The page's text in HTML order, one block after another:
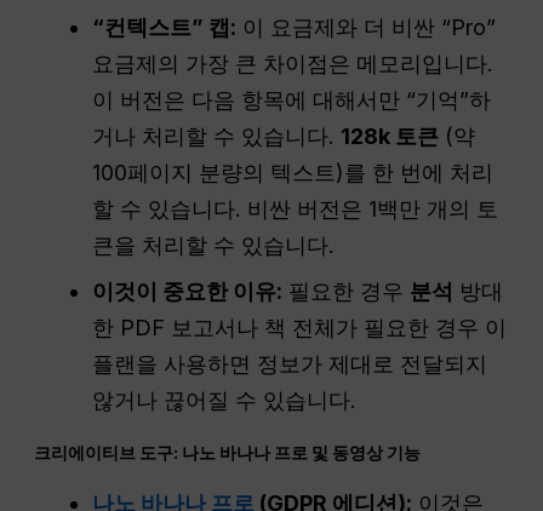
“컨텍스트” 캡: 이 요금제와 더 비싼 “Pro”
요금제의 가장 큰 차이점은 메모리입니다.
이 버전은 다음 항목에 대해서만 “기억”하
거나 처리할 수 있습니다. 128k 토큰 (약
100페이지 분량의 텍스트)를 한 번에 처리
할 수 있습니다. 비싼 버전은 1백만 개의 토
큰을 처리할 수 있습니다.
이것이 중요한 이유: 필요한 경우 분석 방대
한 PDF 보고서나 책 전체가 필요한 경우 이
플랜을 사용하면 정보가 제대로 전달되지
않거나 끊어질 수 있습니다.
크리에이티브 도구: 나노 바나나 프로 및 동영상 기능
나노 바나나 프로 (GDPR 에디션): 이것은